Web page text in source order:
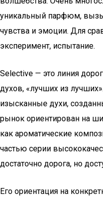
уникальный парфюм,
чувства и эмоции. Для
эксперимент, испытание.
Selective — это линия
духов, «лучших из
изысканные духи,
рынок ориентирован на
как ароматические
частью серии
достаточно дорога, но
Его ориентация на